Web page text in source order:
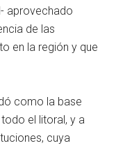
aprovechado
de las
en la región y que
como la base
el litoral, y a
cuya